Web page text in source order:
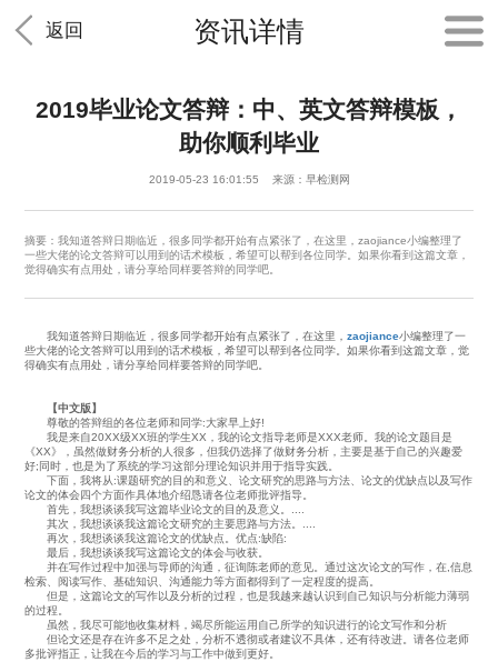
返回 资讯详情
2019毕业论文答辩：中、英文答辩模板，
助你顺利毕业
2019-05-23 16:01:55 来源：早检测网
摘要：我知道答辩日期临近，很多同学都开始有点紧张了，在这里，zaojiance小编整理了
一些大佬的论文答辩可以用到的话术模板，希望可以帮到各位同学。如果你看到这篇文章，
觉得确实有点用处，请分享给同样要答辩的同学吧。
我知道答辩日期临近，很多同学都开始有点紧张了，在这里， zaojiance小编整理了一
些大佬的论文答辩可以用到的话术模板，希望可以帮到各位同学。如果你看到这篇文章，觉
得确实有点用处，请分享给同样要答辩的同学吧。
【中文版】
尊敬的答辩组的各位老师和同学:大家早上好!
我是来自20XX级XX班的学生XX，我的论文指导老师是XXX老师。我的论文题目是
《XX》，虽然做财务分析的人很多，但我仍选择了做财务分析，主要是基于自己的兴趣爱
好;同时，也是为了系统的学习这部分理论知识并用于指导实践。
下面，我将从:课题研究的目的和意义、论文研究的思路与方法、论文的优缺点以及写作
论文的体会四个方面作具体地介绍恳请各位老师批评指导。
首先，我想谈谈我写这篇毕业论文的目的及意义。....
其次，我想谈谈我这篇论文研究的主要思路与方法。....
再次，我想谈谈我这篇论文的优缺点。优点:缺陷:
最后，我想谈谈我写这篇论文的体会与收获。
并在写作过程中加强与导师的沟通，征询陈老师的意见。通过这次论文的写作，在,信息
检索、阅读写作、基础知识、沟通能力等方面都得到了一定程度的提高。
但是，这篇论文的写作以及分析的过程，也是我越来越认识到自己知识与分析能力薄弱
的过程。
虽然，我尽可能地收集材料，竭尽所能运用自己所学的知识进行的论文写作和分析
但论文还是存在许多不足之处，分析不透彻或者建议不具体，还有待改进。请各位老师
多批评指正，让我在今后的学习与工作中做到更好。